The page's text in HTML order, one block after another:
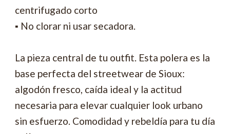
centrifugado corto
▪ No clorar ni usar secadora.
La pieza central de tu outfit. Esta polera es la
base perfecta del streetwear de Sioux:
algodón fresco, caída ideal y la actitud
necesaria para elevar cualquier look urbano
sin esfuerzo. Comodidad y rebeldía para tu día